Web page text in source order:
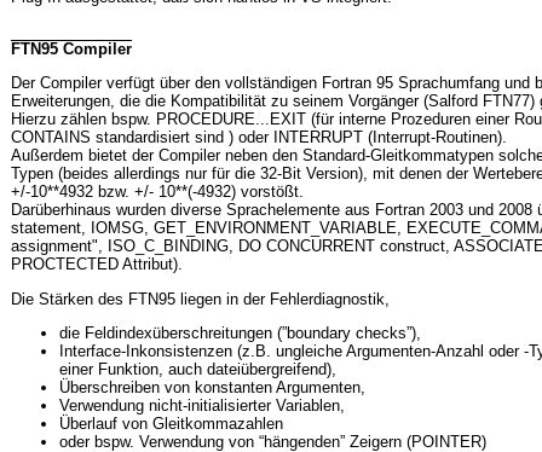
FTN95 Compiler
Der Compiler verfügt über den vollständigen Fortran 95 Sprachumfang und
Erweiterungen, die die Kompatibilität zu seinem Vorgänger (Salford FTN77)
Hierzu zählen bspw. PROCEDURE...EXIT (für interne Prozeduren einer
CONTAINS standardisiert sind ) oder INTERRUPT (Interrupt-Routinen).
Außerdem bietet der Compiler neben den Standard-Gleitkommatypen
Typen (beides allerdings nur für die 32-Bit Version), mit denen der
+/-10**4932 bzw. +/- 10**(-4932) vorstößt.
Darüberhinaus wurden diverse Sprachelemente aus Fortran 2003 und
statement, IOMSG, GET_ENVIRONMENT_VARIABLE,
assignment", ISO_C_BINDING, DO CONCURRENT construct,
PROCTECTED Attribut).
Die Stärken des FTN95 liegen in der Fehlerdiagnostik,
die Feldindexüberschreitungen (”boundary checks”),
Interface-Inkonsistenzen (z.B. ungleiche Argumenten-Anzahl oder -
einer Funktion, auch dateiübergreifend),
Überschreiben von konstanten Argumenten,
Verwendung nicht-initialisierter Variablen,
Überlauf von Gleitkommazahlen
oder bspw. Verwendung von “hängenden” Zeigern (POINTER)